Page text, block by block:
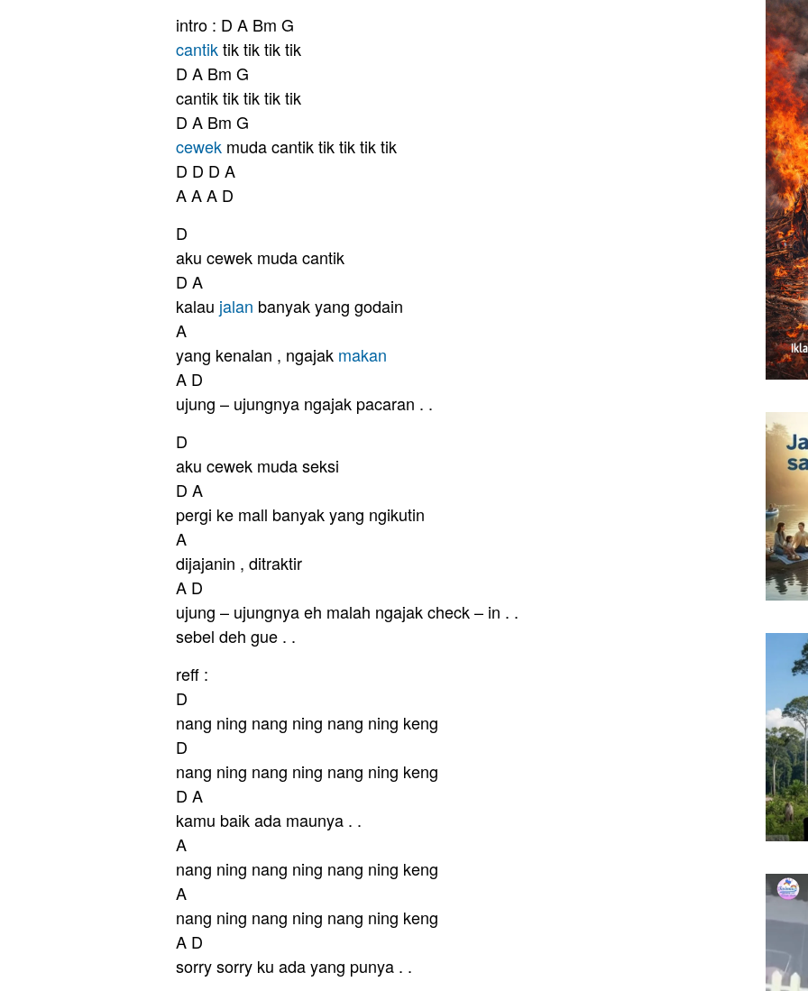
intro : D A Bm G
cantiktik tik tik tik
D A Bm G
cantik tik tik tik tik
D A Bm G
cewek muda cantik tik tik tik tik
D D D A
A A A D
D
aku cewek muda cantik
D A
kalau jalan banyak yang godain
A
yang kenalan , ngajak makan
A D
ujung – ujungnya ngajak pacaran . .
D
aku cewek muda seksi
D A
pergi ke mall banyak yang ngikutin
A
dijajanin , ditraktir
A D
ujung – ujungnya eh malah ngajak check – in . .
sebel deh gue . .
reff :
D
nang ning nang ning nang ning keng
D
nang ning nang ning nang ning keng
D A
kamu baik ada maunya . .
A
nang ning nang ning nang ning keng
A
nang ning nang ning nang ning keng
A D
sorry sorry ku ada yang punya . .